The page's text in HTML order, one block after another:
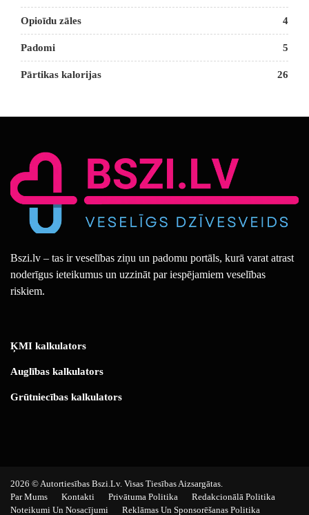
Opioīdu zāles 4
Padomi 5
Pārtikas kalorijas 26
Bszi.lv – tas ir veselības ziņu un padomu portāls, kurā varat atrast
noderīgus ieteikumus un uzzināt par iespējamiem veselības
riskiem.
ĶMI kalkulators
Auglības kalkulators
Grūtniecības kalkulators
2026 © Autortiesības Bszi.lv. Visas Tiesības Aizsargātas.
Par Mums
Kontakti Privātuma Politika
Redakcionālā Politika
Noteikumi Un Nosacījumi
Reklāmas Un Sponsorēšanas Politika